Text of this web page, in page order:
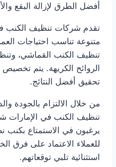
أفضل الطرق لإزالة البقع
تقدم شركات تنظيف الكنب
متنوعة تناسب احتياجات
تنظيف الكنب القماشي،
الروائح الكريهة. يتم
تحقيق أفضل النتائج.
من خلال الالتزام بالجودة
تنظيف الكنب في الإمارات
يرغبون في الاستمتاع
للعملاء الاعتماد على فرق
استثنائية تلبي توقعاتهم.